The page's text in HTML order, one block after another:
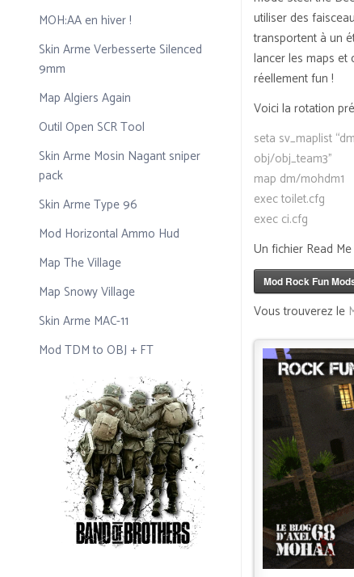
utiliser des
transportent à un
lancer les maps
réellement fun !
Voici la rotation
seta sv_maplist
obj/obj_team3”
map dm/mohdm1
exec toilet.cfg
exec ci.cfg
Un fichier Read
Mod Rock Fun
Vous trouverez le
MOH:AA en hiver !
Skin Arme Verbesserte Silenced
9mm
Map Algiers Again
Outil Open SCR Tool
Skin Arme Mosin Nagant sniper
pack
Skin Arme Type 96
Mod Horizontal Ammo Hud
Map The Village
Map Snowy Village
Skin Arme MAC-11
Mod TDM to OBJ + FT